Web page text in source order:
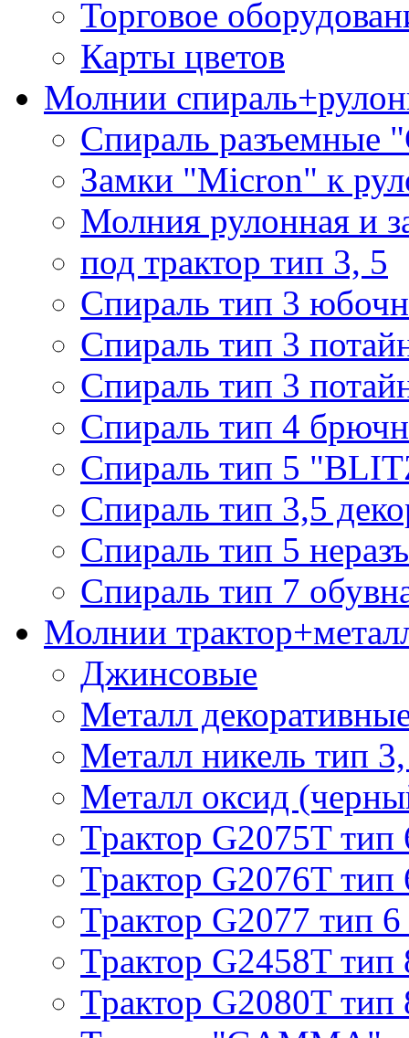
Торговое
Карты цветов
Молнии
Спираль разъемные
Замки "Micron" к
Молния рулонная и
под трактор тип 3, 5
Спираль тип 3
Спираль тип 3
Спираль тип 3
Спираль тип 4
Спираль тип 5
Спираль тип 3,5
Спираль тип 5
Спираль тип 7
Молнии
Джинсовые
Металл
Металл никель тип
Металл оксид
Трактор G2075T тип
Трактор G2076T тип
Трактор G2077 тип 6
Трактор G2458T тип
Трактор G2080T тип